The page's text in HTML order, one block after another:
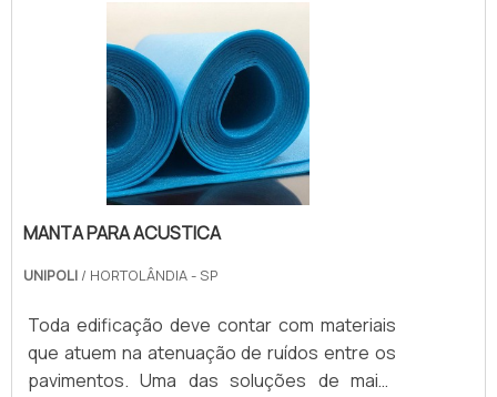
separados de um mesmo prédio.VANTAGENS
DA MANTA ACUSTICA COMPOSTA EM EPEA
manta acustica é capaz de alcançar alto
desempenho. O isolamento apr.
MANTA PARA ACUSTICA
UNIPOLI / HORTOLÂNDIA - SP
Toda edificação deve contar com materiais
que atuem na atenuação de ruídos entre os
pavimentos. Uma das soluções de maior